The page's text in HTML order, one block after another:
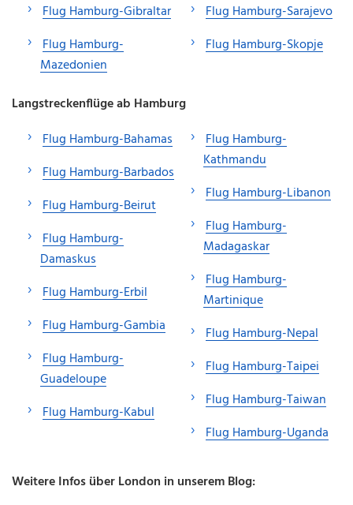
Flug Hamburg-Gibraltar
Flug Hamburg-
Mazedonien
Flug Hamburg-Sarajevo
Flug Hamburg-Skopje
Langstreckenflüge ab Hamburg
Flug Hamburg-Bahamas
Flug Hamburg-Barbados
Flug Hamburg-Beirut
Flug Hamburg-
Damaskus
Flug Hamburg-Erbil
Flug Hamburg-Gambia
Flug Hamburg-
Guadeloupe
Flug Hamburg-Kabul
Flug Hamburg-
Kathmandu
Flug Hamburg-Libanon
Flug Hamburg-
Madagaskar
Flug Hamburg-
Martinique
Flug Hamburg-Nepal
Flug Hamburg-Taipei
Flug Hamburg-Taiwan
Flug Hamburg-Uganda
Weitere Infos über London in unserem Blog: